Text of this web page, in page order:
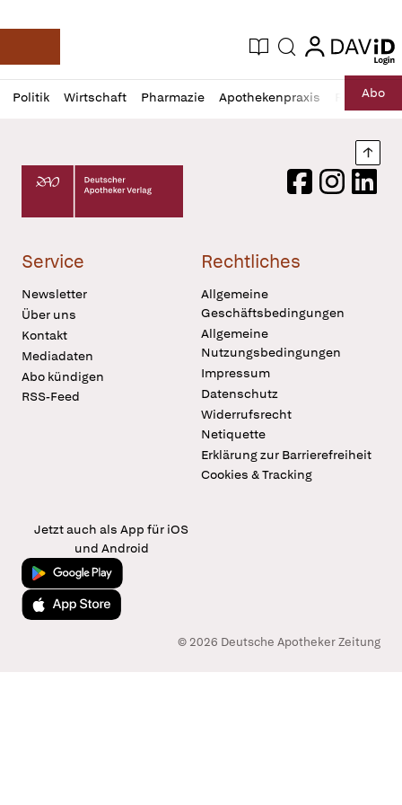
Deutsche Apotheker Zeitung
Aktuelle Ausgabe
Suche login
login
Politik Wirtschaft Pharmazie Apothekenpraxis RechtAbo
Profil
öffnen
Daz
Pur
Deutscher Apotheker Verlag Logo
FacebookInstagram
Service
Newsletter
Über uns
Kontakt
Mediadaten
Abo kündigen
RSS-Feed
Rechtliches
Allgemeine
Geschäftsbedingungen
Allgemeine
Nutzungsbedingungen
Impressum
Datenschutz
Widerrufsrecht
Netiquette
Erklärung zur Barrierefreiheit
Cookies & Tracking
Jetzt auch als App für iOS
und Android
Jetzt bei Google Play
Laden im App Store
© 2026 Deutsche Apotheker Zeitung